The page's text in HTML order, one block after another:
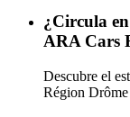
¿Circula
ARA Cars
Descubre el
Région